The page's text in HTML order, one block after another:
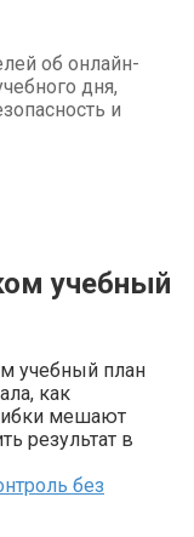
об онлайн-
дня,
и
учебный
учебный план
как
мешают
результат в
без